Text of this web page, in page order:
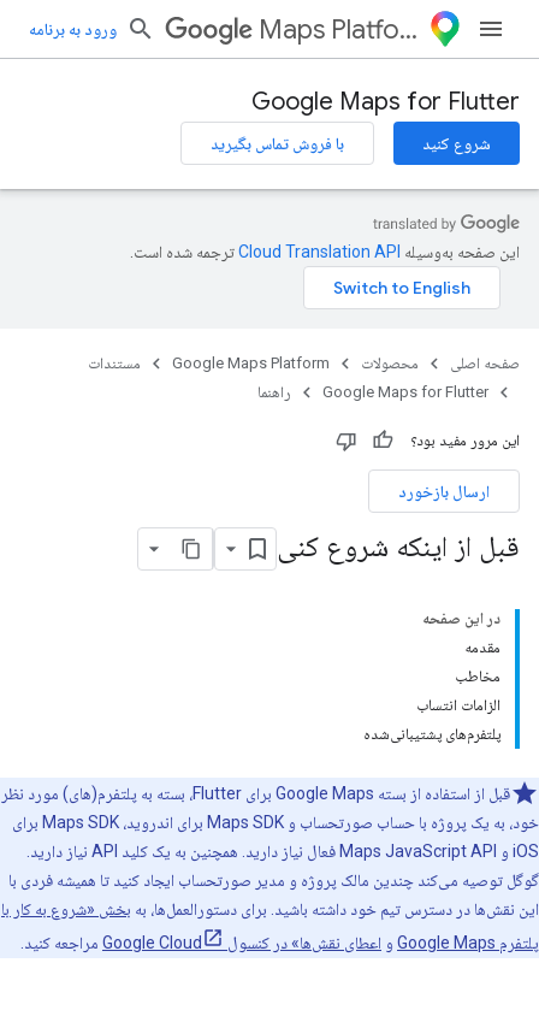
Maps Platform ورود به برنامه
Google Maps for Flutter
شروع کنید با فروش تماس بگیرید
این صفحه به‌وسیله ترجمه شده است.
صفحه اصلی محصولات Google Maps Platform
مستندات
Google Maps for Flutter
راهنما
این مرور مفید بود؟
ارسال بازخورد
قبل از اینکه شروع کنی
در این صفحه
مقدمه
مخاطب
الزامات انتساب
پلتفرم‌های پشتیبانی‌شده
قبل از استفاده از بسته Google Maps برای Flutter، بسته به پلتفرم(های) مورد نظر
خود، به یک پروژه با حساب صورتحساب و Maps SDK برای اندروید، Maps SDK برای
iOS و Maps JavaScript API فعال نیاز دارید. همچنین به یک کلید API نیاز دارید.
گوگل توصیه می‌کند چندین مالک پروژه و مدیر صورتحساب ایجاد کنید تا همیشه فردی با
این نقش‌ها در دسترس تیم خود داشته باشید. برای دستورالعمل‌ها، به بخش «شروع به کار با
پلتفرم Google Maps
و اعطای نقش‌ها» در کنسول Google Cloud مراجعه کنید.